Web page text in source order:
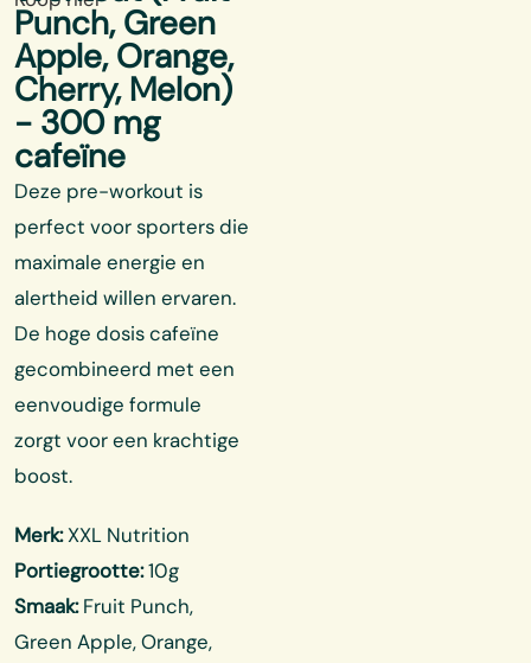
Punch, Green
Apple, Orange,
Cherry, Melon)
- 300 mg
cafeïne
Deze pre-workout is
perfect voor sporters die
maximale energie en
alertheid willen ervaren.
De hoge dosis cafeïne
gecombineerd met een
eenvoudige formule
zorgt voor een krachtige
boost.
Merk:XXL Nutrition
Portiegrootte:10g
Smaak:Fruit Punch,
Green Apple, Orange,